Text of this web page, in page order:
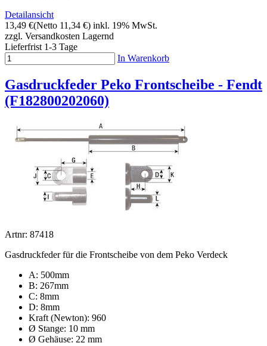
Detailansicht
13,49 €(Netto 11,34 €) inkl. 19% MwSt.
zzgl. Versandkosten Lagernd
Lieferfrist 1-3 Tage
In Warenkorb
Gasdruckfeder Peko Frontscheibe - Fendt
(F182800202060)
Artnr: 87418
Gasdruckfeder für die Frontscheibe von dem Peko Verdeck
A: 500mm
B: 267mm
C: 8mm
D: 8mm
Kraft (Newton): 960
Ø Stange: 10 mm
Ø Gehäuse: 22 mm